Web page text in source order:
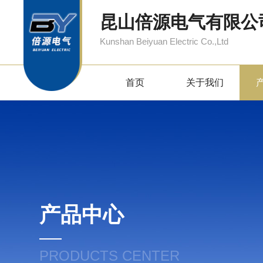
昆山倍源电气有限公
Kunshan Beiyuan Electric Co.,Ltd
首页 关于我们
产品中心
PRODUCTS CENTER